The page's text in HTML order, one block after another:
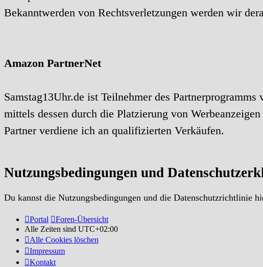
Bekanntwerden von Rechtsverletzungen werden wir
Amazon PartnerNet
Samstag13Uhr.de ist Teilnehmer des
mittels dessen durch die Platzierung von
Partner verdiene ich an qualifizierten Verkäufen.
Nutzungsbedingungen und
Du kannst die Nutzungsbedingungen und die Datenschutzrichtlinie
Portal
Foren-Übersicht
Alle Zeiten sind UTC+02:00
Alle Cookies löschen
Impressum
Kontakt